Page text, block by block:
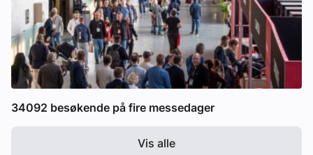
34092 besøkende på fire messedager
Vis alle